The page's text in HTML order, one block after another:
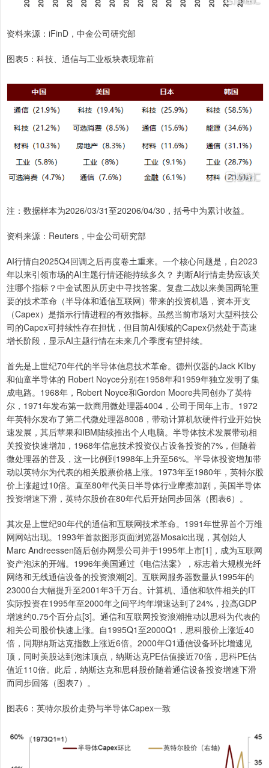
资料来源：iFinD，中金公司研究部
图表5：科技、通信与工业板块表现靠前
注：数据样本为2026/03/31至20206/04/30，括号中为累计收益。
资料来源：Reuters，中金公司研究部
AI行情自2025Q4回调之后再度卷土重来。一个核心问题是，自2023
年以来引领市场的AI主题行情还能持续多久？ 判断AI行情走势应该关
注哪个指标？中金试图从历史中寻找答案。复盘二战以来美国两轮重
要的技术革命（半导体和通信互联网）带来的投资机遇，资本开支
（Capex）是指示行情进程的有效指标。虽然当前市场对大型科技公
司的Capex可持续性存在担忧，但目前AI领域的Capex仍然处于高速
增长阶段，显示AI主题行情在未来几个季度有望持续。
首先是上世纪70年代的半导体信息技术革命。德州仪器的Jack Kilby
和仙童半导体的 Robert Noyce分别在1958年和1959年独立发明了集
成电路。1968年，Robert Noyce和Gordon Moore共同创办了英特
尔，1971年发布第一款商用微处理器4004，公司于同年上市。1972
年英特尔发布了第二代微处理器8008，带动计算机软硬件行业开始快
速发展，其后苹果和IBM陆续推出个人电脑。半导体技术发展带动相
关投资快速增加，1968年信息技术投资仅占设备投资的7%，但随着
微处理器的普及，这一比例到1998年上升至56%。半导体投资增加带
动以英特尔为代表的相关股票价格上涨。1973年至1980年，英特尔股
价上涨超过10倍。直至80年代美日半导体行业摩擦加剧，美国半导体
投资增速下滑，英特尔股价在80年代后开始同步回落（图表6）。
其次是上世纪90年代的通信和互联网技术革命。1991年世界首个万维
网网站出现。1993年首款图形页面浏览器Mosaic出现，其创始人
Marc Andreessen随后创办网景公司并于1995年上市[1]，成为互联网
资产泡沫的开端。1996年美国通过《电信法案》，标志着大规模光纤
网络和无线通信设备的投资浪潮[2]。互联网服务器数量从1995年的
23000台大幅提升至2001年3千万台。计算机、通信和软件相关的IT
实际投资在1995年至2000年之间平均年增速达到了24%，拉高GDP
增速约0.75个百分点[3]。通信和互联网投资浪潮推动以思科为代表的
相关公司股价快速上涨。自1995Q1至2000Q1，思科股价上涨近40
倍，同期纳斯达克指数上涨近6倍。2000年Q1通信设备环比增速见
顶，同时美股达到泡沫顶点，纳斯达克PE估值接近70倍，思科PE估
值近110倍。此后，纳斯达克和思科股价随着通信设备投资增速下滑
而同步回落（图表7）。
图表6：英特尔股价走势与半导体Capex一致